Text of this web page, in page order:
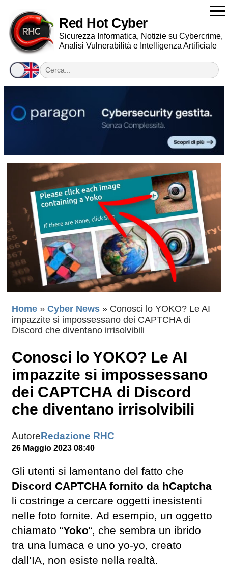
Red Hot Cyber
Sicurezza Informatica, Notizie su Cybercrime,
Analisi Vulnerabilità e Intelligenza Artificiale
Home » Cyber News » Conosci lo YOKO? Le AI
impazzite si impossessano dei CAPTCHA di
Discord che diventano irrisolvibili
Conosci lo YOKO? Le AI
impazzite si impossessano
dei CAPTCHA di Discord
che diventano irrisolvibili
AutoreRedazione RHC
26 Maggio 2023 08:40
Gli utenti si lamentano del fatto che
Discord CAPTCHA fornito da hCaptcha
li costringe a cercare oggetti inesistenti
nelle foto fornite. Ad esempio, un oggetto
chiamato “Yoko“, che sembra un ibrido
tra una lumaca e uno yo-yo, creato
dall’IA, non esiste nella realtà.